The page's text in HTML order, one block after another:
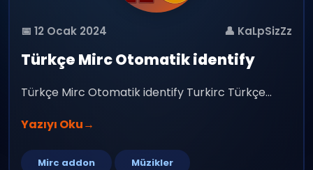
📅 12 Ocak 2024 👤 KaLpSizZz
Türkçe Mirc Otomatik identify
Türkçe Mirc Otomatik identify Turkirc Türkçe...
Yazıyı Oku→
Mirc addon Müzikler